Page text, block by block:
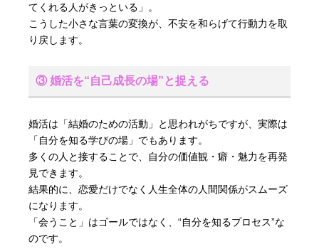
てくれる人がきっといる」。
こうした小さな言葉の変換が、不安を和らげて行動力を取
り戻します。
③ 婚活を“自己成長の場”と捉える
婚活は「結婚のための活動」と思われがちですが、実際は
「自分を知る学びの場」でもあります。
多くの人と接することで、自分の価値観・癖・魅力を再発
見できます。
結果的に、恋愛だけでなく人生全体の人間関係がスムーズ
になります。
「会うこと」はゴールではなく、“自分を知るプロセス”な
のです。